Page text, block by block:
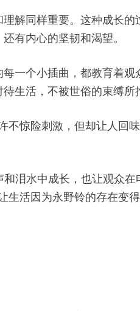
解同样重要。这种成长的
有内心的坚韧和渴望。
一个小插曲，都教育着观
生活，不被世俗的束缚所
不惊险刺激，但却让人回
泪水中成长，也让观众
活因为永野铃的存在变得